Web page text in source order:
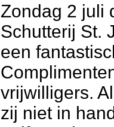
Zondag 2 juli
Schutterij St.
een
vrijwilligers.
zij niet in